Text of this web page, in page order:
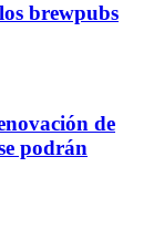
brewpubs
de
podrán